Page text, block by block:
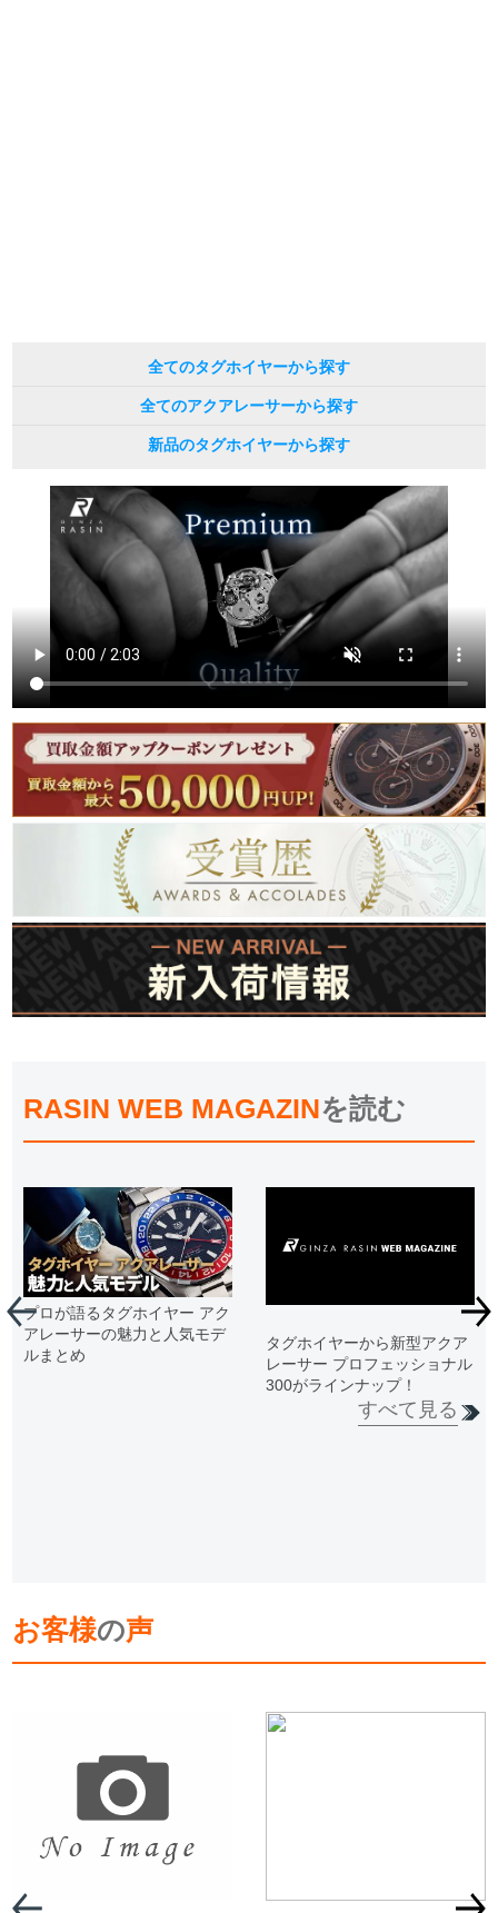
English 简体中文
繁體中文 한국어
ภาษาไทย
全てのタグホイヤーから探す
全てのアクアレーサーから探す
新品のタグホイヤーから探す
RASIN WEB MAGAZINを読む
プロが語るタグホイヤー アク
アレーサーの魅力と人気モデ
ルまとめ
タグホイヤーから新型アクア
レーサー プロフェッショナル
300がラインナップ！
すべて見る
お客様の声